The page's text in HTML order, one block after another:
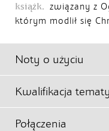
książk. związany z
którym modlił się
Noty o użyciu
Kwalifikacja
Połączenia